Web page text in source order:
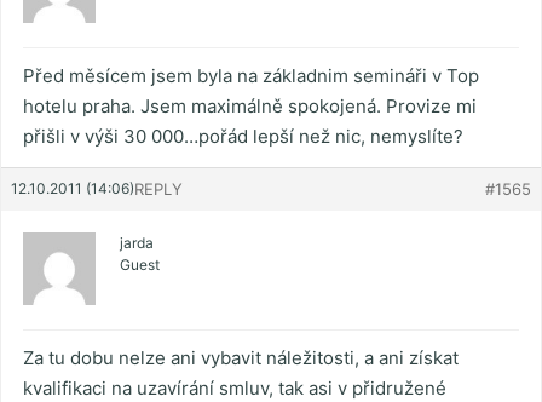
Před měsícem jsem byla na základnim semináři v Top
hotelu praha. Jsem maximálně spokojená. Provize mi
přišli v výši 30 000…pořád lepší než nic, nemyslíte?
12.10.2011 (14:06) #1565
REPLY
jarda
Guest
Za tu dobu nelze ani vybavit náležitosti, a ani získat
kvalifikaci na uzavírání smluv, tak asi v přidružené